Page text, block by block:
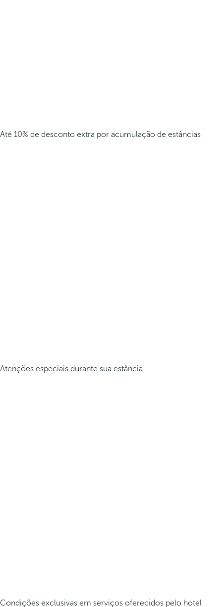
Até 10% de desconto extra por acumulação de estâncias
Atenções especiais durante sua estância
Condições exclusivas em serviços oferecidos pelo hotel